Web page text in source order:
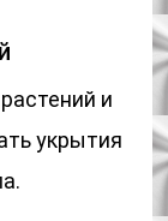
и
укрытия